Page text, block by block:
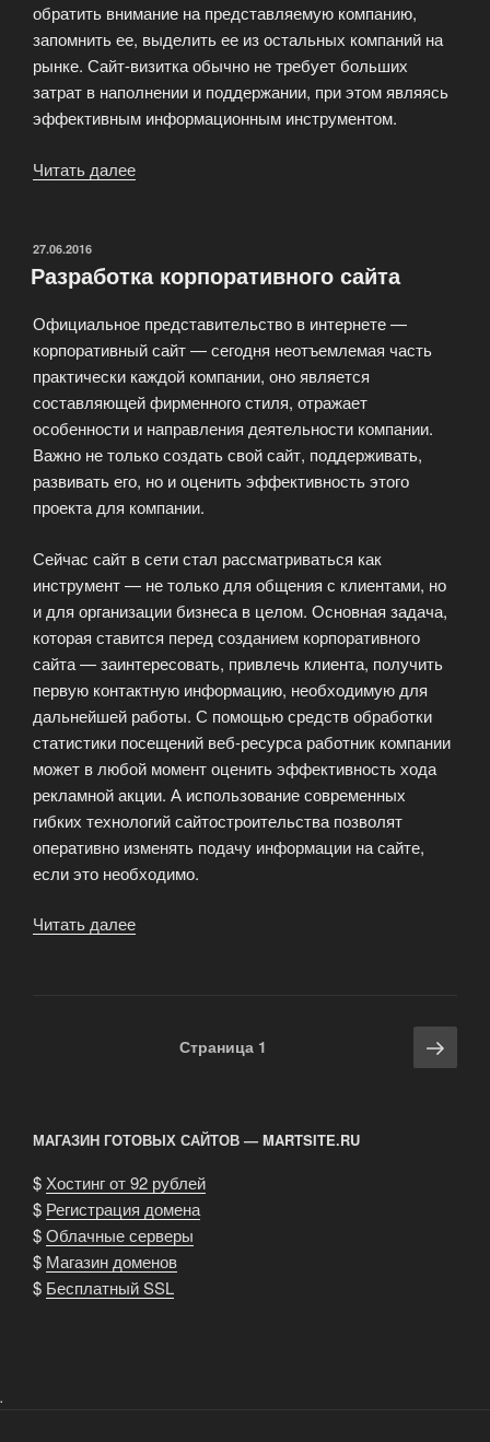
обратить внимание на представляемую компанию,
запомнить ее, выделить ее из остальных компаний на
рынке. Сайт-визитка обычно не требует больших
затрат в наполнении и поддержании, при этом являясь
эффективным информационным инструментом.
Читать далее
ОПУБЛИКОВАНО
27.06.2016
Разработка корпоративного сайта
Официальное представительство в интернете —
корпоративный сайт — сегодня неотъемлемая часть
практически каждой компании, оно является
составляющей фирменного стиля, отражает
особенности и направления деятельности компании.
Важно не только создать свой сайт, поддерживать,
развивать его, но и оценить эффективность этого
проекта для компании.
Сейчас сайт в сети стал рассматриваться как
инструмент — не только для общения с клиентами, но
и для организации бизнеса в целом. Основная задача,
которая ставится перед созданием корпоративного
сайта — заинтересовать, привлечь клиента, получить
первую контактную информацию, необходимую для
дальнейшей работы. С помощью средств обработки
статистики посещений веб-ресурса работник компании
может в любой момент оценить эффективность хода
рекламной акции. А использование современных
гибких технологий сайтостроительства позволят
оперативно изменять подачу информации на сайте,
если это необходимо.
Читать далее
Страница 1
МАГАЗИН ГОТОВЫХ САЙТОВ — MARTSITE.RU
$ Хостинг от 92 рублей
$ Регистрация домена
$Облачные серверы
$ Магазин доменов
$ Бесплатный SSL
.